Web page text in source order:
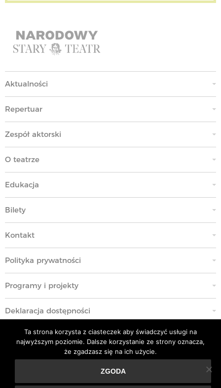
Aktualności
Repertuar
Zespół aktorski
O teatrze
Edukacja
Bilety
Kontakt
Polityka prywatności
Programy i projekty
Deklaracja dostępności
Standardy Ochrony Małoletnich
Polityka przeciwko molestowaniu w miejscu pracy
Ta strona korzysta z ciasteczek aby świadczyć usługi na
najwyższym poziomie. Dalsze korzystanie ze strony oznacza,
że zgadzasz się na ich użycie.
ZGODA
Ta strona korzysta z ciasteczek aby świadczyć usługi na